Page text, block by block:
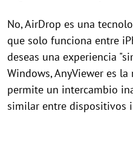
No, AirDrop es una
que solo funciona entre
deseas una experiencia
Windows, AnyViewer es
permite un intercambio
similar entre dispositivos